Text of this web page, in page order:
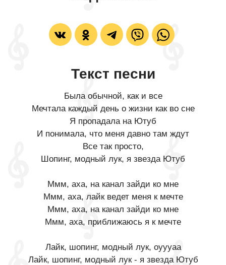
Текст песни
Была обычной, как и все
Мечтала каждый день о жизни как во сне
Я пропадала на Ютуб
И понимала, что меня давно там ждут
Все так просто,
Шопинг, модный лук, я звезда Ютуб
Ммм, аха, на канал зайди ко мне
Ммм, аха, лайк ведет меня к мечте
Ммм, аха, на канал зайди ко мне
Ммм, аха, приближаюсь я к мечте
Лайк, шопинг, модный лук, оуууаа
Лайк, шопинг, модный лук - я звезда Ютуб